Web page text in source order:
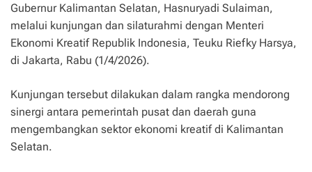
Gubernur Kalimantan Selatan, Hasnuryadi Sulaiman,
melalui kunjungan dan silaturahmi dengan Menteri
Ekonomi Kreatif Republik Indonesia, Teuku Riefky Harsya,
di Jakarta, Rabu (1/4/2026).
Kunjungan tersebut dilakukan dalam rangka mendorong
sinergi antara pemerintah pusat dan daerah guna
mengembangkan sektor ekonomi kreatif di Kalimantan
Selatan.